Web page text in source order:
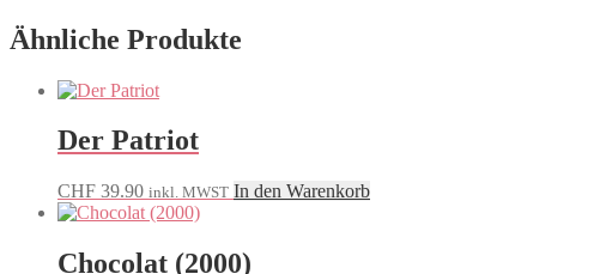
Ähnliche Produkte
Der Patriot
CHF 39.90 inkl. MWST In den Warenkorb
Chocolat (2000)